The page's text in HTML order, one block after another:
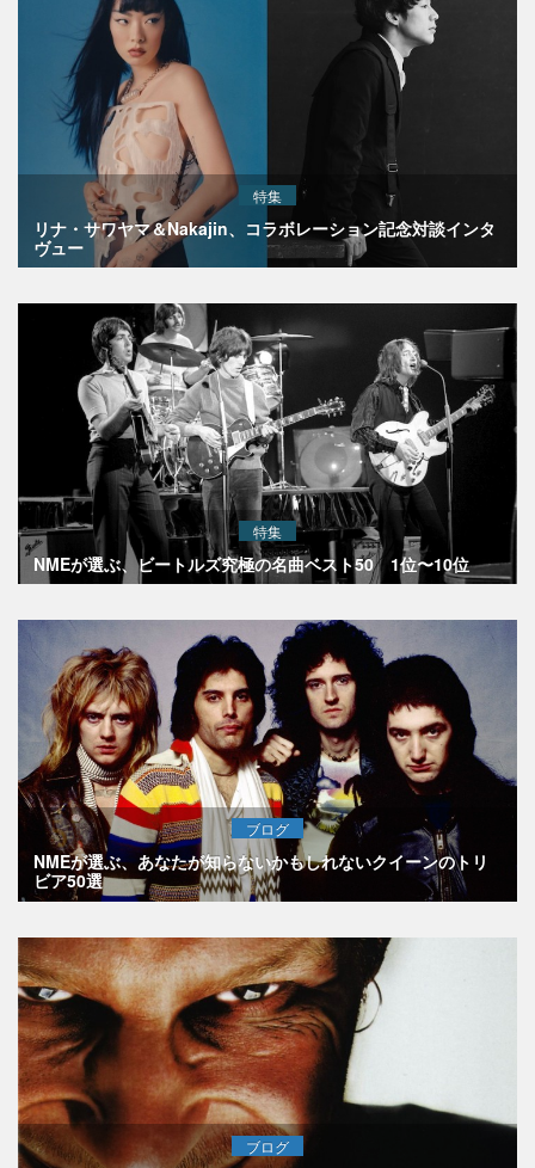
特集
リナ・サワヤマ＆Nakajin、コラボレーション記念対談インタ
ヴュー
特集
NMEが選ぶ、ビートルズ究極の名曲ベスト50 1位〜10位
ブログ
NMEが選ぶ、あなたが知らないかもしれないクイーンのトリ
ビア50選
ブログ